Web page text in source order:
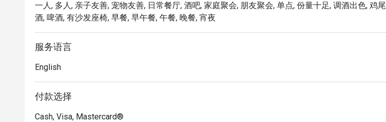
一人, 多人, 亲子友善, 宠物友善, 日常餐厅, 酒吧, 家庭聚会, 朋友聚会, 单点, 份量十足, 调酒出色, 鸡尾
酒, 啤酒, 有沙发座椅, 早餐, 早午餐, 午餐, 晚餐, 宵夜
服务语言
English
付款选择
Cash, Visa, Mastercard®